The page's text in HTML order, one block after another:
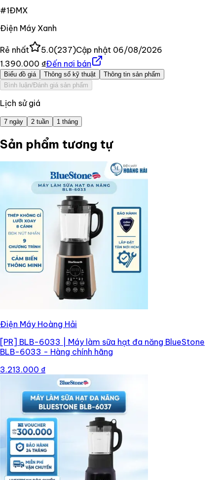
#1ĐMX
Điện Máy Xanh
Rẻ nhất 5.0(237)Cập nhật 06/08/2026
1.390.000 ₫Đến nơi bán
Biểu đồ giá Thông số kỹ thuật
Thông tin sản phẩm
Bình luận/Đánh giá sản phẩm
Lịch sử giá
7 ngày 2 tuần 1 tháng
Sản phẩm tương tự
Điện Máy Hoàng Hải
[PR] BLB-6033 | Máy làm sữa hạt đa năng BlueStone
BLB-6033 - Hàng chính hãng
3.213.000 ₫